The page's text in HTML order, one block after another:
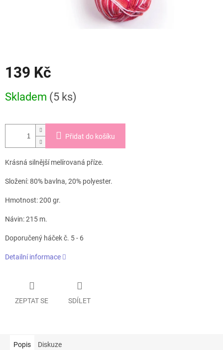
139 Kč
cena:
Skladem (5 ks)
Přidat do košíku
Krásná silnější melírovaná příze.
Složení: 80% bavlna, 20% polyester.
Hmotnost: 200 gr.
Návin: 215 m.
Doporučený háček č. 5 - 6
Detailní informace
ZEPTAT SE SDÍLET
Popis Diskuze